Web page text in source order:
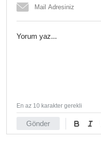
Gönder
En az 10 karakter gerekli